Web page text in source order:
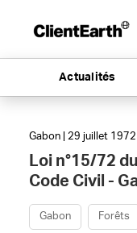
Actualités
Gabon | 29 juillet 1972
Loi n°15/72
Code Civil -
Gabon Forêts